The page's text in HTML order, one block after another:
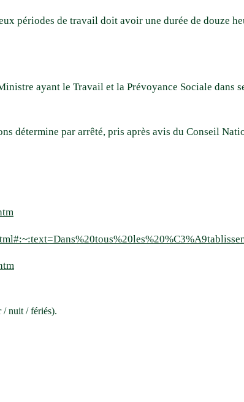
périodes de travail doit avoir une durée de douze
ayant le Travail et la Prévoyance Sociale dans
détermine par arrêté, pris après avis du Conseil
/ nuit / fériés).